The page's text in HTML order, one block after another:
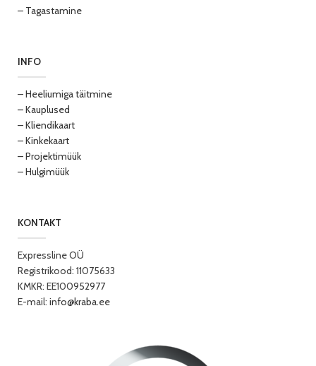
– Tagastamine
INFO
– Heeliumiga täitmine
– Kauplused
– Kliendikaart
– Kinkekaart
– Projektimüük
– Hulgimüük
KONTAKT
Expressline OÜ
Registrikood: 11075633
KMKR: EE100952977
E-mail: info@kraba.ee